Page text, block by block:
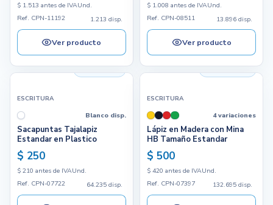
$ 1.513 antes de IVAUnd.
Ref. CPN-11192
1.213 disp.
Ver producto
$ 1.008 antes de IVAUnd.
Ref. CPN-08511
13.896 disp.
Ver producto
ESCRITURA
Blanco disp.
Sacapuntas Tajalapiz
Estandar en Plastico
$ 250
$ 210 antes de IVAUnd.
Ref. CPN-07722
64.235 disp.
ESCRITURA
4 variaciones
Lápiz en Madera con Mina
HB Tamaño Estandar
$ 500
$ 420 antes de IVAUnd.
Ref. CPN-07397
132.695 disp.